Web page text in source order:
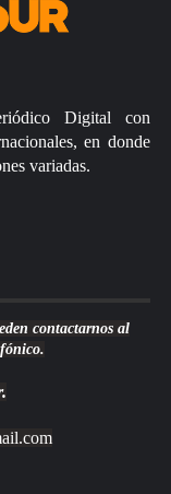
Digital con
en donde
variadas.
contactarnos al